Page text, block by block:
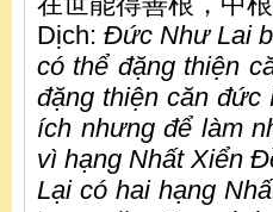
Dịch: Đức Như Lai
có thể đặng thiện
đặng thiện căn đức
ích nhưng để làm
vì hạng Nhất Xiển
Lại có hai hạng